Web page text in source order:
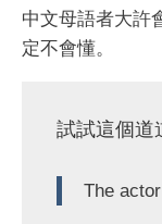
中文母語者大許
定不會懂。
試試這個道
The actor